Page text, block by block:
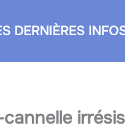
DERNIÈRES